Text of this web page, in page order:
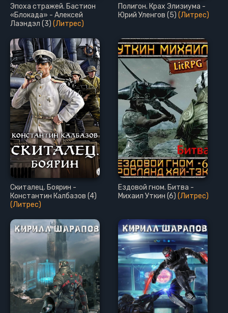
Эпоха стражей. Бастион
«Блокада» - Алексей
Лаэндэл (3) (Литрес)
Полигон. Крах Элизиума -
Юрий Уленгов (5) (Литрес)
Скиталец. Боярин -
Константин Калбазов (4)
(Литрес)
Ездовой гном. Битва -
Михаил Уткин (6) (Литрес)